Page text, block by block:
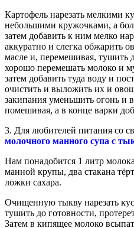
Картофель нарезать мелкими
небольшими кружочками, а
затем добавить к ним мелко
аккуратно и слегка обжарить
масле и, перемешивая, тушить
хорошо перемешать молоко и
затем добавить туда воду и
очистить и выложить их и
закипания уменьшить огонь и
помешивая, а в конце варки
3. Для любителей питания со
молочного манного супа с
Нам понадобится 1 литр
манной крупы, два стакана
ложки сахара.
Очищенную тыкву нарезать
тушить до готовности,
Затем в кипящее молоко